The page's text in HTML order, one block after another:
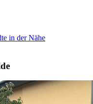
in der Nähe